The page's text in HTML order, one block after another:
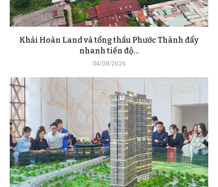
Khải Hoàn Land và tổng thầu Phước Thành đẩy
nhanh tiến độ...
04/08/2026